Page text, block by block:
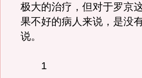
极大的治疗，但对于罗京
果不好的病人来说，是没
说。
1